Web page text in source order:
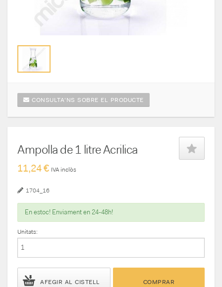
CONSULTA'NS SOBRE EL PRODUCTE
Ampolla de 1 litre Acrilica
11,24 € IVA inclòs
1704_16
En estoc! Enviament en 24-48h!
Unitats:
AFEGIR AL CISTELL COMPRAR